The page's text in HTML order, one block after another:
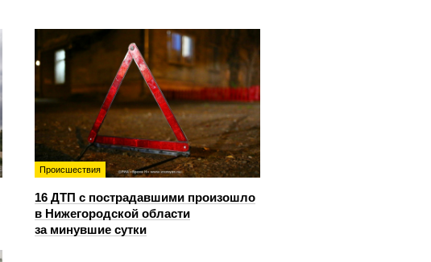
Происшествия
16 ДТП с пострадавшими произошло
в Нижегородской области
за минувшие сутки